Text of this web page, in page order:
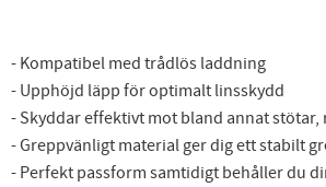
- Kompatibel med trådlös laddning
- Upphöjd läpp för optimalt linsskydd
- Skyddar effektivt mot bland annat stötar,
- Greppvänligt material ger dig ett stabilt
- Perfekt passform samtidigt behåller du